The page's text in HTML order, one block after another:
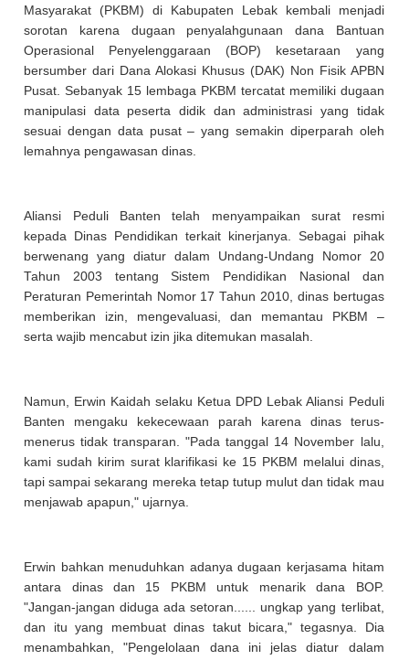
Masyarakat (PKBM) di Kabupaten Lebak kembali menjadi
sorotan karena dugaan penyalahgunaan dana Bantuan
Operasional Penyelenggaraan (BOP) kesetaraan yang
bersumber dari Dana Alokasi Khusus (DAK) Non Fisik APBN
Pusat. Sebanyak 15 lembaga PKBM tercatat memiliki dugaan
manipulasi data peserta didik dan administrasi yang tidak
sesuai dengan data pusat – yang semakin diperparah oleh
lemahnya pengawasan dinas.
Aliansi Peduli Banten telah menyampaikan surat resmi
kepada Dinas Pendidikan terkait kinerjanya. Sebagai pihak
berwenang yang diatur dalam Undang-Undang Nomor 20
Tahun 2003 tentang Sistem Pendidikan Nasional dan
Peraturan Pemerintah Nomor 17 Tahun 2010, dinas bertugas
memberikan izin, mengevaluasi, dan memantau PKBM –
serta wajib mencabut izin jika ditemukan masalah.
Namun, Erwin Kaidah selaku Ketua DPD Lebak Aliansi Peduli
Banten mengaku kekecewaan parah karena dinas terus-
menerus tidak transparan. "Pada tanggal 14 November lalu,
kami sudah kirim surat klarifikasi ke 15 PKBM melalui dinas,
tapi sampai sekarang mereka tetap tutup mulut dan tidak mau
menjawab apapun," ujarnya.
Erwin bahkan menuduhkan adanya dugaan kerjasama hitam
antara dinas dan 15 PKBM untuk menarik dana BOP.
"Jangan-jangan diduga ada setoran...... ungkap yang terlibat,
dan itu yang membuat dinas takut bicara," tegasnya. Dia
menambahkan, "Pengelolaan dana ini jelas diatur dalam